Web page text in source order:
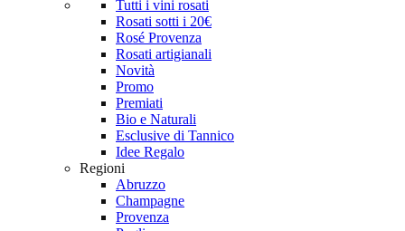
Tutti i vini rosati
Rosati sotti i 20€
Rosé Provenza
Rosati artigianali
Novità
Promo
Premiati
Bio e Naturali
Esclusive di Tannico
Idee Regalo
Regioni
Abruzzo
Champagne
Provenza